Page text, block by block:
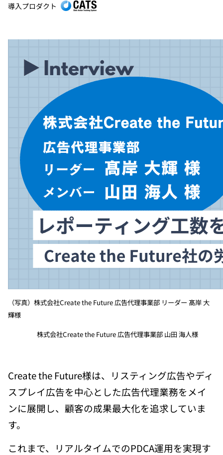
導入プロダクト
（写真） 株式会社Create the Future 広告代理事業部 リーダー 髙岸 大
輝様
株式会社Create the Future 広告代理事業部 山田 海人様
Create the Future様は、リスティング広告やディ
スプレイ広告を中心とした広告代理業務をメイ
ンに展開し、顧客の成果最大化を追求していま
す。
これまで、リアルタイムでのPDCA運用を実現す